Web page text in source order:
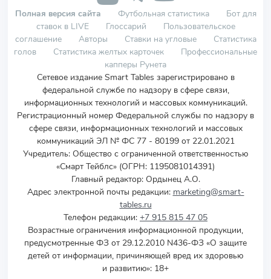
Полная версия сайта Футбольная статистика
Бот для
ставок в LIVE
Глоссарий
Пользовательское
соглашение
Авторы Ставки на угловые
Статистика
голов
Статистика желтых карточек
Профессиональные
капперы Рунета
Сетевое издание Smart Tables зарегистрировано в
федеральной службе по надзору в сфере связи,
информационных технологий и массовых коммуникаций.
Регистрационный номер Федеральной службы по надзору в
сфере связи, информационных технологий и массовых
коммуникаций ЭЛ № ФС 77 - 80199 от 22.01.2021
Учредитель: Общество с ограниченной ответственностью
«Смарт Тейблс» (ОГРН: 1195081014391)
Главный редактор: Ордынец А.О.
Адрес электронной почты редакции: marketing@smart-
tables.ru
Телефон редакции: +7 915 815 47 05
Возрастные ограничения информационной продукции,
предусмотренные ФЗ от 29.12.2010 N436-ФЗ «О защите
детей от информации, причиняющей вред их здоровью
и развитию»: 18+